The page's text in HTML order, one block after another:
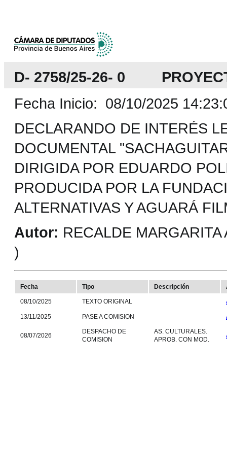
D- 2758/25-26- 0
Fecha Inicio: 08/10/2025
DECLARANDO DE INTERÉS
DOCUMENTAL
DIRIGIDA POR EDUARDO
PRODUCIDA POR LA
ALTERNATIVAS Y AGUARÁ
Autor: RECALDE
)
Fecha Tipo Descripción
08/10/2025 TEXTO ORIGINAL
13/11/2025 PASE A COMISION
08/07/2026
DESPACHO DE
COMISION
AS. CULTURALES.
APROB. CON MOD.